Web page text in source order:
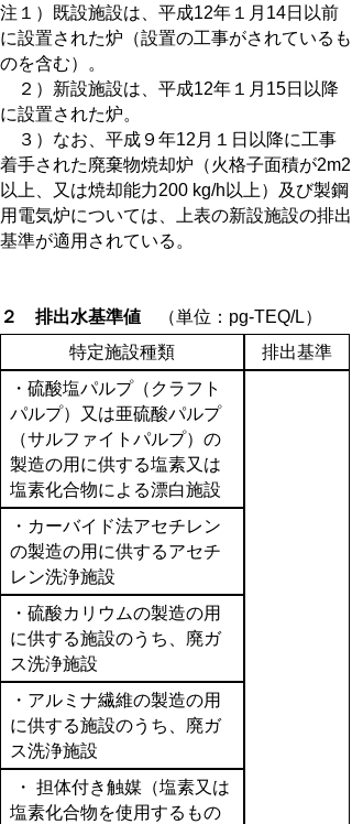
注１）既設施設は、平成12年１月14日以前
に設置された炉（設置の工事がされているも
のを含む）。
２）新設施設は、平成12年１月15日以降
に設置された炉。
３）なお、平成９年12月１日以降に工事
着手された廃棄物焼却炉（火格子面積が2m2
以上、又は焼却能力200 kg/h以上）及び製鋼
用電気炉については、上表の新設施設の排出
基準が適用されている。
２ 排出水基準値 （単位：pg-TEQ/L）
特定施設種類
排出基準
・硫酸塩パルプ（クラフト
パルプ）又は亜硫酸パルプ
（サルファイトパルプ）の
製造の用に供する塩素又は
塩素化合物による漂白施設
・カーバイド法アセチレン
の製造の用に供するアセチ
レン洗浄施設
・硫酸カリウムの製造の用
に供する施設のうち、廃ガ
ス洗浄施設
・アルミナ繊維の製造の用
に供する施設のうち、廃ガ
ス洗浄施設
・ 担体付き触媒（塩素又は
塩素化合物を使用するもの